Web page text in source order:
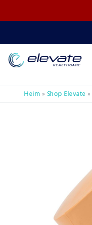
Heim » Shop Elevate »